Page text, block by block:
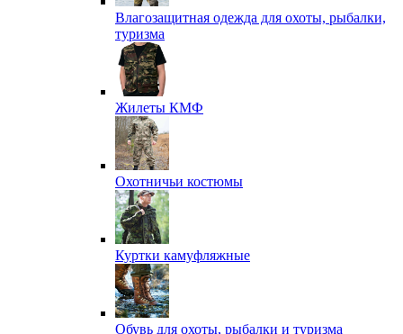
Влагозащитная одежда для охоты, рыбалки,
туризма
Жилеты КМФ
Охотничьи костюмы
Куртки камуфляжные
Обувь для охоты, рыбалки и туризма